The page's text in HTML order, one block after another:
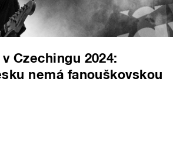
Czechingu 2024:
nemá fanouškovskou